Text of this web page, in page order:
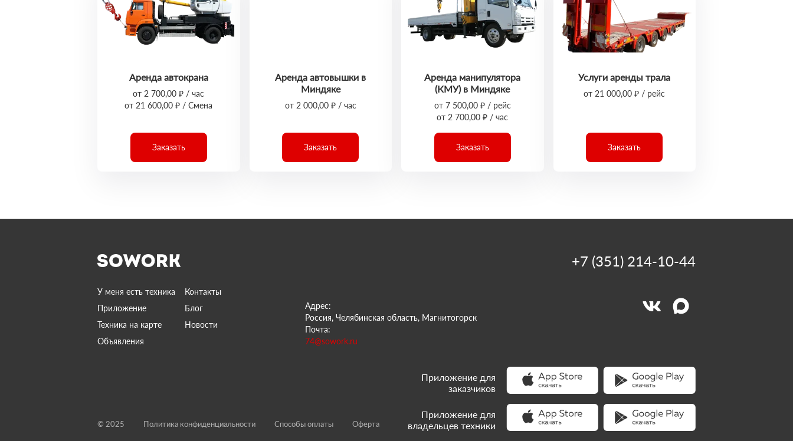
Аренда автокрана
от 2 700,00 ₽ / час
от 21 600,00 ₽ / Смена
Заказать
Аренда автовышки в
Миндяке
от 2 000,00 ₽ / час
Заказать
Аренда манипулятора
(КМУ) в Миндяке
от 7 500,00 ₽ / рейс
от 2 700,00 ₽ / час
Заказать
Услуги аренды трала
от 21 000,00 ₽ / рейс
Заказать
У меня есть техника
Контакты
Приложение
Блог
Техника на карте
Новости
Объявления
Адрес:
Россия, Челябинская область, Магнитогорск
Почта:
74@sowork.ru
+7 (351) 214-10-44
© 2025 Политика конфиденциальности Способы оплаты Оферта
Приложение для
заказчиков
Приложение для
владельцев техники